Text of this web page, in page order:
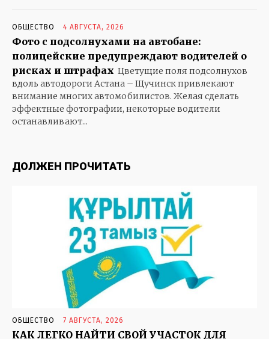
КРЕПЧЕ ЗА БАРАНКУ ДЕРЖИСЬ, ШОФЕР
ОСОБОЕ МНЕНИЕ
ОТКРЫВАЕМ МИР
СКАЗКИ НА НОЧЬ. И НЕ ТОЛЬКО
СОБАЧЬЯ РАДОСТЬ
ЧТО В ИМЕНИ МОЕМ
ОБЩЕСТВО 4 АВГУСТА, 2026
Фото с подсолнухами на автобане:
полицейские предупреждают водителей о
рисках и штрафах Цветущие поля подсолнухов
вдоль автодороги Астана – Щучинск привлекают
внимание многих автомобилистов. Желая сделать
эффектные фотографии, некоторые водители
останавливают...
ДОЛЖЕН ПРОЧИТАТЬ
ОБЩЕСТВО 7 АВГУСТА, 2026
КАК ЛЕГКО НАЙТИ СВОЙ УЧАСТОК ДЛЯ